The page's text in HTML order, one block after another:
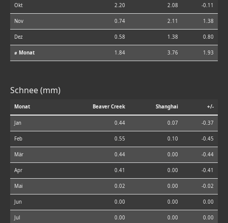
Okt 2.20 2.08 -0.11
Nov 0.74 2.11 1.38
Dez 0.58 1.38 0.80
⌀ Monat 1.84 3.76 1.93
Schnee (mm)
Monat Beaver Creek Shanghai +/-
Jan 0.44 0.07 -0.37
Feb 0.55 0.10 -0.45
Mär 0.44 0.00 -0.44
Apr 0.41 0.00 -0.41
Mai 0.02 0.00 -0.02
Jun 0.00 0.00 0.00
Jul 0.00 0.00 0.00